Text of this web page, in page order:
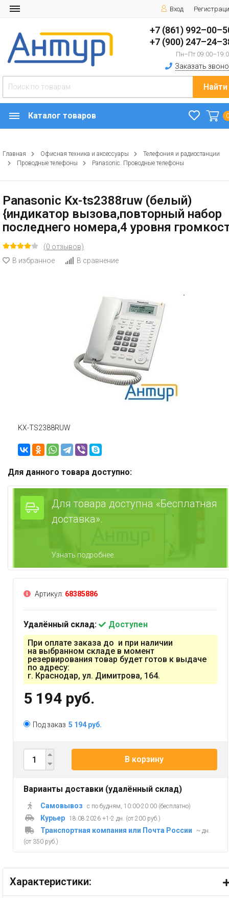
Вход
+7 (861)
+7 (900)
Пн–Пт
Заказать
Найти
Каталог товаров
Главная Офисная техника и аксессуары
Телефония и радиостанции
Проводные телефоны
Panasonic. Проводные телефоны
Panasonic Kx-ts2388ruw (белый)
{индикатор вызова,повторный набор
последнего номера,4 уровня
(0 отзывов)
В избранное
В сравнение
KX-TS2388RUW
Для данного товара доступно:
Для товара доступна «Бесплатная
доставка».
Узнать подробнее.
Артикул: 68385886
Удалённый склад:
Доступен
При оплате заказа до и при наличии
на выбранном складе в момент
резервирования товар будет готов к выдаче
по адресу:
г. Краснодар, ул. Димитрова, 164.
5 194 руб.
Под заказ 5 194 руб.
В корзину
Варианты доставки (удалённый склад)
Самовывоз с по будням, 10:00-20:00 (бесплатно)
Курьер 18.08.2026 +1-2 дн. (от 200 руб.)
Транспортная компания или Почта России
~ дн.
(от 350 руб.)
Характеристики: